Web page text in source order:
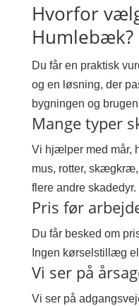
Hvorfor
Humlebæk?
Du får en praktisk
og en løsning, der
bygningen og
Mange typer
Vi hjælper med mår,
mus, rotter,
flere andre skadedyr.
Pris før
Du får besked om
Ingen kørselstillæg
Vi ser på
Vi ser på